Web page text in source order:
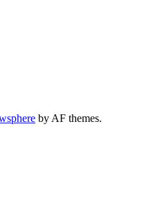
by AF themes.